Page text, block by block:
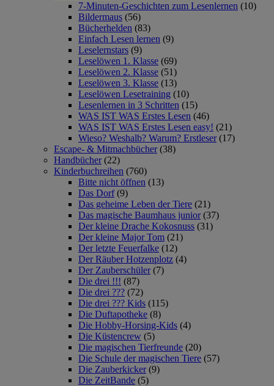
7-Minuten-Geschichten zum Lesenlernen (10)
Bildermaus (56)
Bücherhelden (83)
Einfach Lesen lernen (9)
Leselernstars (9)
Leselöwen 1. Klasse (69)
Leselöwen 2. Klasse (51)
Leselöwen 3. Klasse (13)
Leselöwen Lesetraining (10)
Lesenlernen in 3 Schritten (15)
WAS IST WAS Erstes Lesen (46)
WAS IST WAS Erstes Lesen easy! (21)
Wieso? Weshalb? Warum? Erstleser (17)
Escape- & Mitmachbücher (38)
Handbücher (22)
Kinderbuchreihen (760)
Bitte nicht öffnen (13)
Das Dorf (9)
Das geheime Leben der Tiere (21)
Das magische Baumhaus junior (37)
Der kleine Drache Kokosnuss (31)
Der kleine Major Tom (21)
Der letzte Feuerfalke (12)
Der Räuber Hotzenplotz (4)
Der Zauberschüler (7)
Die drei !!! (87)
Die drei ??? (72)
Die drei ??? Kids (115)
Die Duftapotheke (8)
Die Hobby-Horsing-Kids (4)
Die Küstencrew (5)
Die magischen Tierfreunde (20)
Die Schule der magischen Tiere (57)
Die Zauberkicker (9)
Die ZeitBande (5)